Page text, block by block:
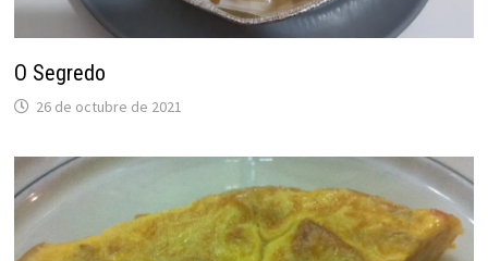
O Segredo
26 de octubre de 2021